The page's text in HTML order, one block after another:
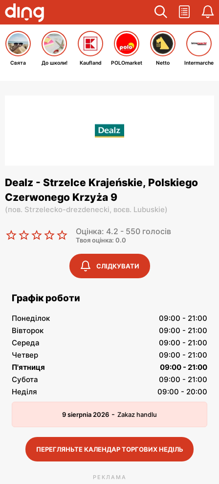
Свята До школи! Kaufland POLOmarket Netto Intermarche
Dealz - Strzelce Krajeńskie, Polskiego
Czerwonego Krzyża 9
(пов. Strzelecko-drezdenecki, воєв. Lubuskie)
Оцінка: 4.2 - 550 голосів
Твоя оцінка: 0.0
СЛІДКУВАТИ
Графік роботи
Понеділок
09:00 - 21:00
Вівторок
09:00 - 21:00
Середа
09:00 - 21:00
Четвер
09:00 - 21:00
П'ятниця
09:00 - 21:00
Субота
09:00 - 21:00
Неділя
09:00 - 20:00
9 sierpnia 2026 - Zakaz handlu
ПЕРЕГЛЯНЬТЕ КАЛЕНДАР ТОРГОВИХ НЕДІЛЬ
РЕКЛАМА